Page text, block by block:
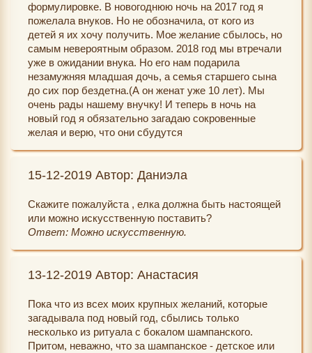
формулировке. В новогоднюю ночь на 2017 год я
пожелала внуков. Но не обозначила, от кого из
детей я их хочу получить. Мое желание сбылось, но
самым невероятным образом. 2018 год мы втречали
уже в ожидании внука. Но его нам подарила
незамужняя младшая дочь, а семья старшего сына
до сих пор бездетна.(А он женат уже 10 лет). Мы
очень рады нашему внучку! И теперь в ночь на
новый год я обязательно загадаю сокровенные
желая и верю, что они сбудутся
15-12-2019 Автор: Даниэла
Скажите пожалуйста , елка должна быть настоящей
или можно искусственную поставить?
Ответ: Можно искусственную.
13-12-2019 Автор: Анастасия
Пока что из всех моих крупных желаний, которые
загадывала под новый год, сбылись только
несколько из ритуала с бокалом шампанского.
Притом, неважно, что за шампанское - детское или